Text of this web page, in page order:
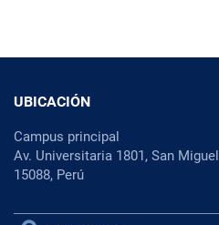
UBICACIÓN
Campus principal
Av. Universitaria 1801, San Miguel
15088, Perú